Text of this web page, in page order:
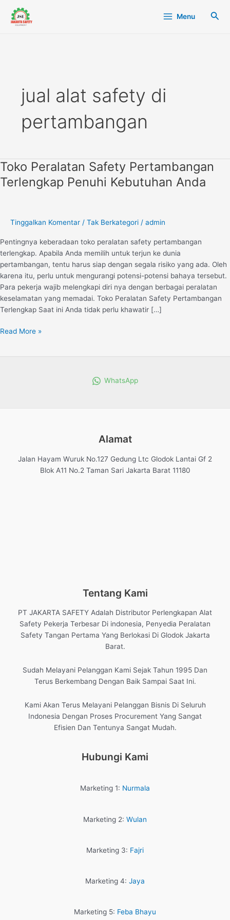
konten
Menu Cari
jual alat safety di
pertambangan
Toko Peralatan Safety Pertambangan
Terlengkap Penuhi Kebutuhan Anda
Tinggalkan Komentar / Tak Berkategori / admin
Pentingnya keberadaan toko peralatan safety pertambangan
terlengkap. Apabila Anda memilih untuk terjun ke dunia
pertambangan, tentu harus siap dengan segala risiko yang ada. Oleh
karena itu, perlu untuk mengurangi potensi-potensi bahaya tersebut.
Para pekerja wajib melengkapi diri nya dengan berbagai peralatan
keselamatan yang memadai. Toko Peralatan Safety Pertambangan
Terlengkap Saat ini Anda tidak perlu khawatir […]
Toko
Peralatan
Safety
Penuhi
Anda
Read More »
WhatsApp
Alamat
Jalan Hayam Wuruk No.127 Gedung Ltc Glodok Lantai Gf 2
Blok A11 No.2 Taman Sari Jakarta Barat 11180
Tentang Kami
PT JAKARTA SAFETY Adalah Distributor Perlengkapan Alat
Safety Pekerja Terbesar Di indonesia, Penyedia Peralatan
Safety Tangan Pertama Yang Berlokasi Di Glodok Jakarta
Barat.
Sudah Melayani Pelanggan Kami Sejak Tahun 1995 Dan
Terus Berkembang Dengan Baik Sampai Saat Ini.
Kami Akan Terus Melayani Pelanggan Bisnis Di Seluruh
Indonesia Dengan Proses Procurement Yang Sangat
Efisien Dan Tentunya Sangat Mudah.
Hubungi Kami
Marketing 1: Nurmala
Marketing 2: Wulan
Marketing 3: Fajri
Marketing 4: Jaya
Marketing 5: Feba Bhayu